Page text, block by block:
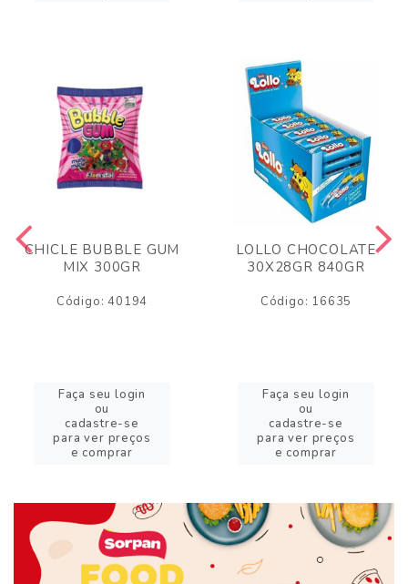
CHICLE BUBBLE GUM
MIX 300GR
Código: 40194
Faça seu login
ou
cadastre-se
para ver preços
e comprar
LOLLO CHOCOLATE
30X28GR 840GR
Código: 16635
Faça seu login
ou
cadastre-se
para ver preços
e comprar